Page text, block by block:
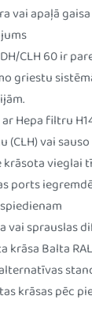
vai apaļā
CLH 60 ir
griestu
Hepa filtru
(CLH) vai
krāsota vieglai
ports
vai sprauslas
krāsa Balta
krāsas pēc